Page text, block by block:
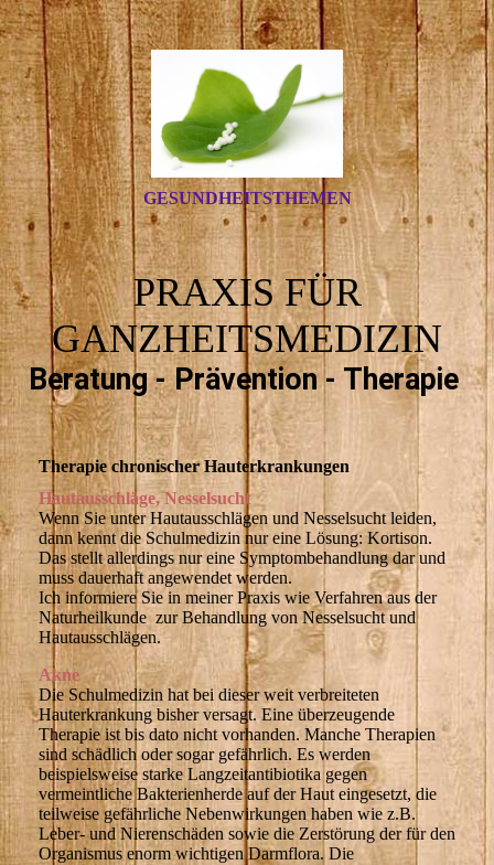
GESUNDHEITSTHEMEN
PRAXIS FÜR
GANZHEITSMEDIZIN
Beratung - Prävention - Therapie
Therapie chronischer Hauterkrankungen
Hautausschläge, Nesselsucht
Wenn Sie unter Hautausschlägen und Nesselsucht leiden,
dann kennt die Schulmedizin nur eine Lösung: Kortison.
Das stellt allerdings nur eine Symptombehandlung dar und
muss dauerhaft angewendet werden.
Ich informiere Sie in meiner Praxis wie Verfahren aus der
Naturheilkunde zur Behandlung von Nesselsucht und
Hautausschlägen.
Akne
Die Schulmedizin hat bei dieser weit verbreiteten
Hauterkrankung bisher versagt. Eine überzeugende
Therapie ist bis dato nicht vorhanden. Manche Therapien
sind schädlich oder sogar gefährlich. Es werden
beispielsweise starke Langzeitantibiotika gegen
vermeintliche Bakterienherde auf der Haut eingesetzt, die
teilweise gefährliche Nebenwirkungen haben wie z.B.
Leber- und Nierenschäden sowie die Zerstörung der für den
Organismus enorm wichtigen Darmflora. Die